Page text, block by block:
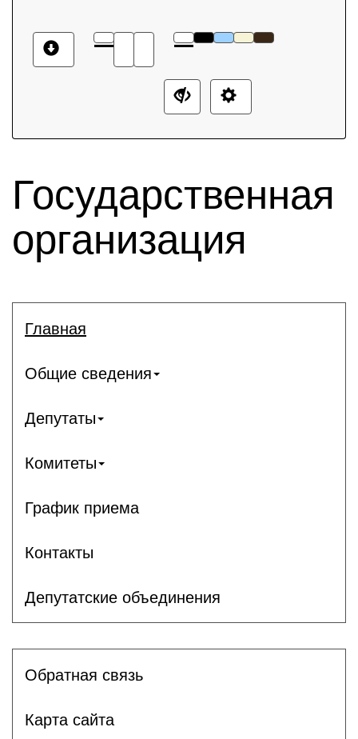
Государственная
организация
Главная
Общие сведения
Депутаты
Комитеты
График приема
Контакты
Депутатские объединения
Обратная связь
Карта сайта